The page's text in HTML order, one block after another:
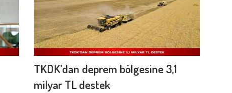
TKDK’dan deprem bölgesine 3,1
milyar TL destek